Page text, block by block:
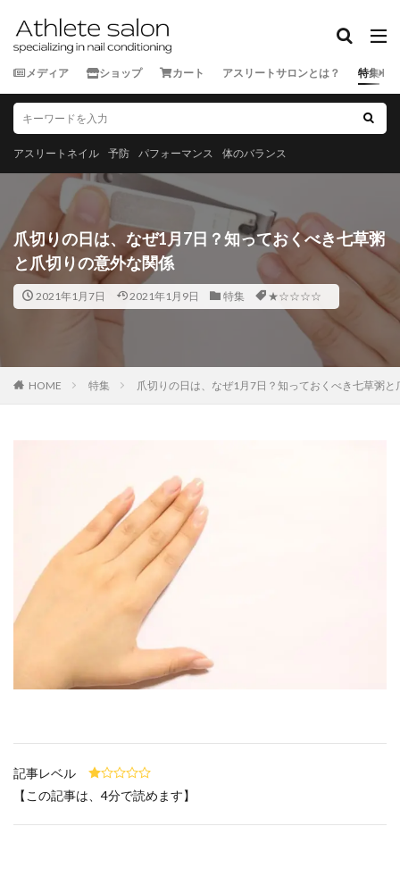
メディア ショップ カート アスリートサロンとは？ 特集
アスリートネイル 予防 パフォーマンス 体のバランス
爪切りの日は、なぜ1月7日？知っておくべき七草粥
と爪切りの意外な関係
2021年1月7日 2021年1月9日 特集 ★☆☆☆☆
HOME 特集 爪切りの日は、なぜ1月7日？知っておくべき七草粥と
記事レベル
【この記事は、4分で読めます】
タグ
★★★★★
ランナー
三重県 京都府 佐賀県
兵庫県
北海道
千葉県 和歌山県
奈良県 宮崎県
富山県
山口県
山形県 山梨県 岐阜県
岡山県
島根県 徳島県
愛知県
東京都 栃木県
沖縄県
福井県
茨城県
長崎県
長野県 青森県 静岡県
香川県